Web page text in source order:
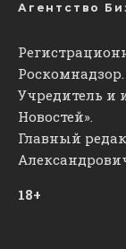
Агентство
Роскомнадзор.
Учредитель и
Новостей».
Главный
18+